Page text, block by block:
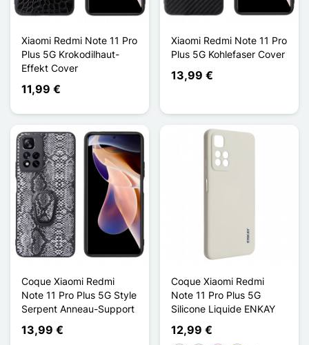
Xiaomi Redmi Note 11 Pro
Plus 5G Krokodilhaut-
Effekt Cover
11,99 €
Xiaomi Redmi Note 11 Pro
Plus 5G Kohlefaser Cover
13,99 €
Coque Xiaomi Redmi
Note 11 Pro Plus 5G Style
Serpent Anneau-Support
13,99 €
Coque Xiaomi Redmi
Note 11 Pro Plus 5G
Silicone Liquide ENKAY
12,99 €